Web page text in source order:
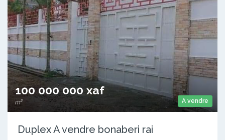
A vendre
100 000 000 xaf
m²
Duplex A vendre bonaberi rai